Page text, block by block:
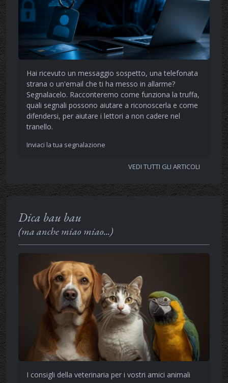
Hai ricevuto un messaggio sospetto, una telefonata
strana o un'email che ti ha messo in allarme?
Segnalacelo. Racconteremo come funziona la truffa,
quali segnali possono aiutare a riconoscerla e come
difendersi, per aiutare i lettori a non cadere nel
tranello.
Inviaci la tua segnalazione
VEDI TUTTI GLI ARTICOLI
Dica bau bau
(ma anche miao miao...)
I consigli della veterinaria per i vostri amici animali